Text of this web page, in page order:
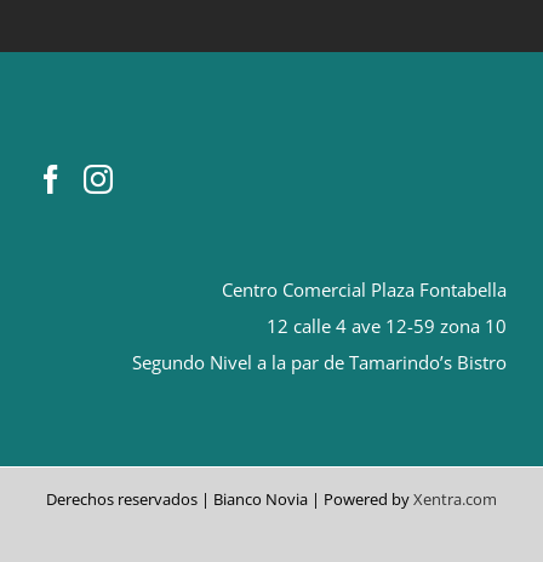
Centro Comercial Plaza Fontabella
12 calle 4 ave 12-59 zona 10
Segundo Nivel a la par de Tamarindo’s Bistro
Derechos reservados | Bianco Novia | Powered byXentra.com